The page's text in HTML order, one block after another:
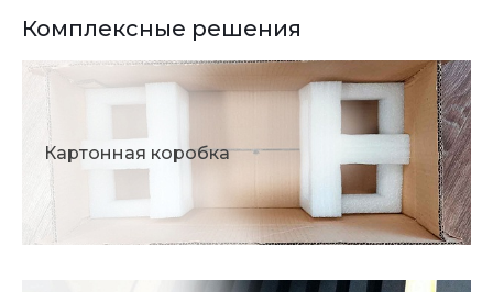
Комплексные решения
Картонная коробка